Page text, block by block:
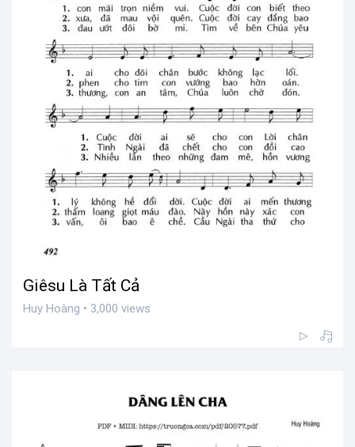
Giêsu Là Tất Cả
Huy Hoàng • 3,000 views